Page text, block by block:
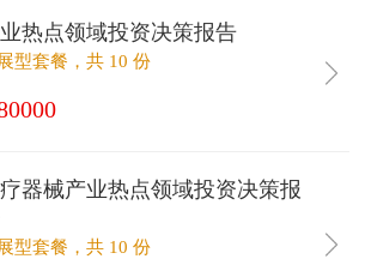
热点领域投资决策报告
型套餐，共 10 份
器械产业热点领域投资决策报
型套餐，共 10 份